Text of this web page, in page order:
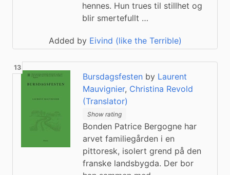
hennes. Hun trues til stillhet og
blir smertefullt …
Added by Eivind (like the Terrible)
Bursdagsfesten by Laurent
Mauvignier, Christina Revold
(Translator)
Show rating
Bonden Patrice Bergogne har
arvet familiegården i en
pittoresk, isolert grend på den
franske landsbygda. Der bor